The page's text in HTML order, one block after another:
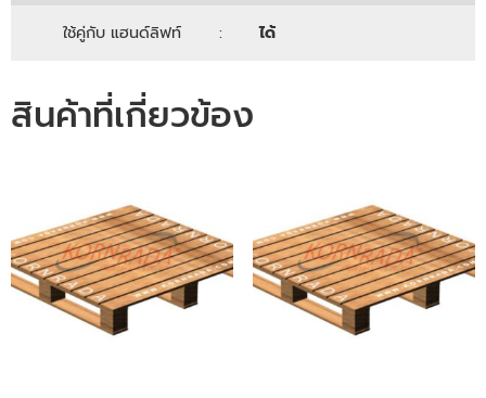
ใช้คู่กับ แฮนด์ลิฟท์ : ได้
สินค้าที่เกี่ยวข้อง